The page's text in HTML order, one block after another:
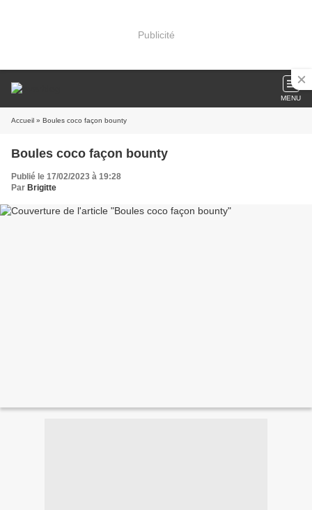
Publicité
MENU
Accueil » Boules coco façon bounty
Boules coco façon bounty
Publié le 17/02/2023 à 19:28
Par Brigitte